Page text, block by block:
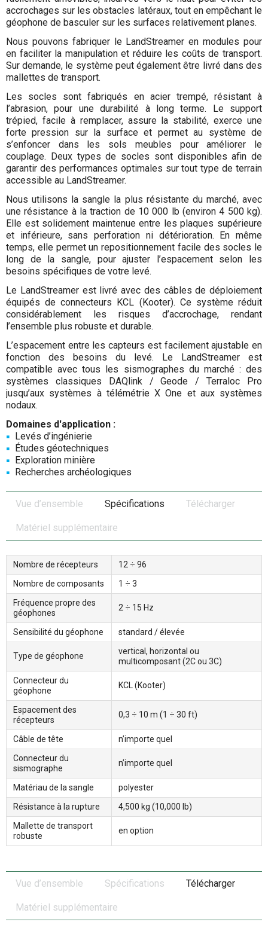
accrochages sur les obstacles latéraux, tout en empêchant le
géophone de basculer sur les surfaces relativement planes.
Nous pouvons fabriquer le LandStreamer en modules pour
en faciliter la manipulation et réduire les coûts de transport.
Sur demande, le système peut également être livré dans des
mallettes de transport.
Les socles sont fabriqués en acier trempé, résistant à
l’abrasion, pour une durabilité à long terme. Le support
trépied, facile à remplacer, assure la stabilité, exerce une
forte pression sur la surface et permet au système de
s’enfoncer dans les sols meubles pour améliorer le
couplage. Deux types de socles sont disponibles afin de
garantir des performances optimales sur tout type de terrain
accessible au LandStreamer.
Nous utilisons la sangle la plus résistante du marché, avec
une résistance à la traction de 10 000 lb (environ 4 500 kg).
Elle est solidement maintenue entre les plaques supérieure
et inférieure, sans perforation ni détérioration. En même
temps, elle permet un repositionnement facile des socles le
long de la sangle, pour ajuster l’espacement selon les
besoins spécifiques de votre levé.
Le LandStreamer est livré avec des câbles de déploiement
équipés de connecteurs KCL (Kooter). Ce système réduit
considérablement les risques d’accrochage, rendant
l’ensemble plus robuste et durable.
L’espacement entre les capteurs est facilement ajustable en
fonction des besoins du levé. Le LandStreamer est
compatible avec tous les sismographes du marché : des
systèmes classiques DAQlink / Geode / Terraloc Pro
jusqu’aux systèmes à télémétrie X One et aux systèmes
nodaux.
Domaines d'application :
Levés d’ingénierie
Études géotechniques
Exploration minière
Recherches archéologiques
Vue d’ensemble Spécifications Télécharger
Matériel supplémentaire
Nombre de récepteurs
12 ÷ 96
Nombre de composants
1 ÷ 3
Fréquence propre des
géophones
2 ÷ 15 Hz
Sensibilité du géophone standard / élevée
Type de géophone
vertical, horizontal ou
multicomposant (2C ou 3C)
Connecteur du
géophone
KCL (Kooter)
Espacement des
récepteurs
0,3 ÷ 10 m (1 ÷ 30 ft)
Câble de tête
n’importe quel
Connecteur du
sismographe
n’importe quel
Matériau de la sangle
polyester
Résistance à la rupture
4,500 kg (10,000 lb)
Mallette de transport
robuste
en option
Vue d’ensemble Spécifications Télécharger
Matériel supplémentaire